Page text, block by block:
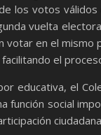
los votos
vuelta
votar en el mismo
el
educativa, el
función social